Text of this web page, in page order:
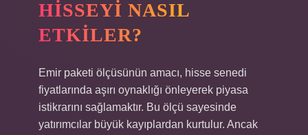
HISSEYI NASIL
ETKILER?
Emir paketi ölçüsünün amacı, hisse senedi
fiyatlarında aşırı oynaklığı önleyerek piyasa
istikrarını sağlamaktır. Bu ölçü sayesinde
yatırımcılar büyük kayıplardan kurtulur. Ancak